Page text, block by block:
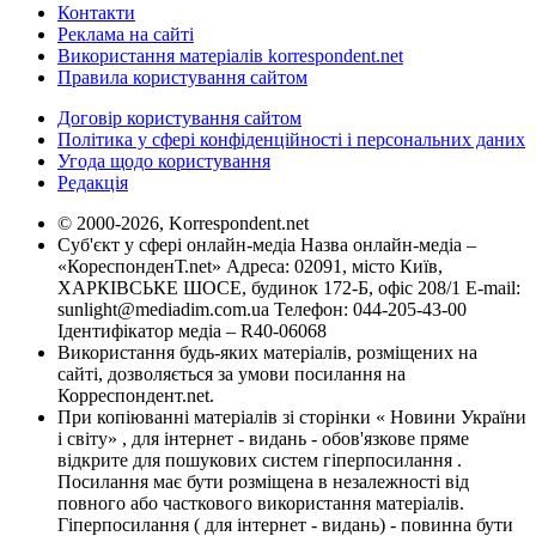
Контакти
Реклама на сайті
Використання матеріалів korrespondent.net
Правила користування сайтом
Договір користування сайтом
Політика у сфері конфіденційності і персональних даних
Угода щодо користування
Редакція
© 2000-2026, Korrespondent.net
Суб'єкт у сфері онлайн-медіа Назва онлайн-медіа –
«КореспонденТ.net» Адреса: 02091, місто Київ,
ХАРКІВСЬКЕ ШОСЕ, будинок 172-Б, офіс 208/1 E-mail:
sunlight@mediadim.com.ua Телефон: 044-205-43-00
Ідентифікатор медіа – R40-06068
Використання будь-яких матеріалів, розміщених на
сайті, дозволяється за умови посилання на
Корреспондент.net.
При копіюванні матеріалів зі сторінки « Новини України
і світу» , для інтернет - видань - обов'язкове пряме
відкрите для пошукових систем гіперпосилання .
Посилання має бути розміщена в незалежності від
повного або часткового використання матеріалів.
Гіперпосилання ( для інтернет - видань) - повинна бути